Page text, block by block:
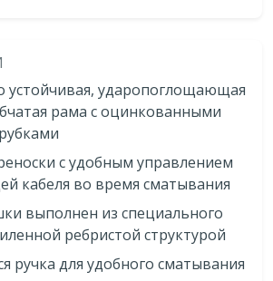
устойчивая, ударопоглощающая
рама с оцинкованными
с удобным управлением
кабеля во время сматывания
выполнен из специального
ребристой структурой
ручка для удобного сматывания